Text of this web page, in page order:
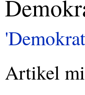
Artikel